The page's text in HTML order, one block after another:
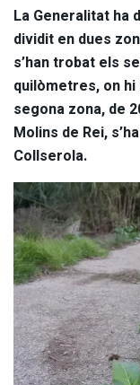
La Generalitat ha
dividit en dues
s’han trobat els
quilòmetres, on
segona zona, de
Molins de Rei,
Collserola.